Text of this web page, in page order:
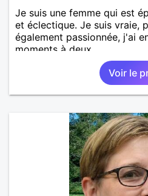
Je suis une femme qui est
et éclectique. Je suis vraie,
également passionnée, j'ai
moments à deux.
Voir le